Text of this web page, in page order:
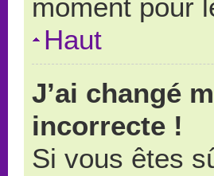
moment pour
Haut
J’ai changé
incorrecte !
Si vous êtes